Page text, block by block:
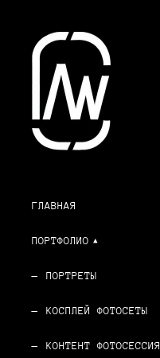
ГЛАВНАЯ
ПОРТФОЛИО
ПОРТРЕТЫ
КОСПЛЕЙ ФОТОСЕТЫ
КОНТЕНТ ФОТОСЕССИЯ